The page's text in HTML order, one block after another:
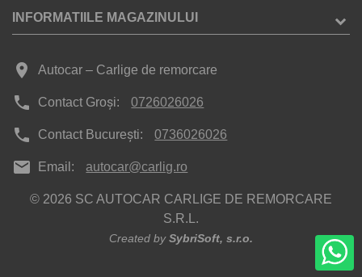
INFORMATIILE MAGAZINULUI
place Autocar – Carlige de remorcare
phone Contact Groși: 0726026026
phone Contact București: 0736026026
mail Email: autocar@carlig.ro
© 2026 SC AUTOCAR CARLIGE DE REMORCARE
S.R.L.
Created bySybriSoft, s.r.o.